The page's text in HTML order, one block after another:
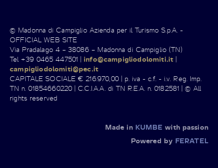
© Madonna di Campiglio Azienda per il Turismo S.p.A. -
OFFICIAL WEB SITE
Via Pradalago 4 – 38086 – Madonna di Campiglio (TN)
Tel +39 0465 447501 |info@campigliodolomiti.it |
campigliodolomiti@pec.it
CAPITALE SOCIALE € 216.970,00 | p. iva - c.f. - i.v. Reg. Imp.
TN n. 01854660220 | C.C.I.A.A. di TN R.E.A. n. 0182581 | © All
rights reserved
Made in KUMBE with passion
Powered by FERATEL